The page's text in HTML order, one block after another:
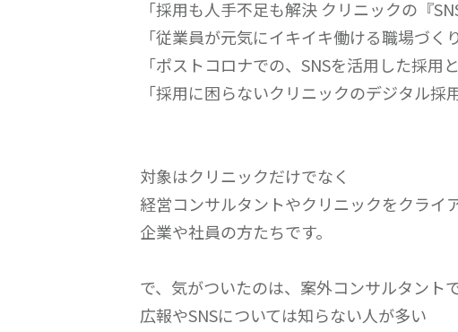
「採用も人手不足も解決 クリニックの『
「従業員が元気にイキイキ働ける職場づくり
「ポストコロナでの、SNSを活用した採用
「採用に困らないクリニックのデジタル採
対象はクリニックだけでなく
経営コンサルタントやクリニックをクライ
企業や社員の方たちです。
で、気がついたのは、案外コンサルタント
広報やSNSについては知らない人が多い